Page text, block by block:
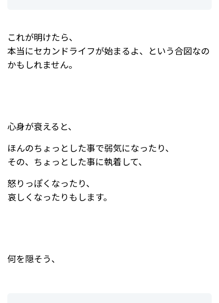
これが明けたら、
本当にセカンドライフが始まるよ、という合図なの
かもしれません。
心身が衰えると、
ほんのちょっとした事で弱気になったり、
その、ちょっとした事に執着して、
怒りっぽくなったり、
哀しくなったりもします。
何を隠そう、